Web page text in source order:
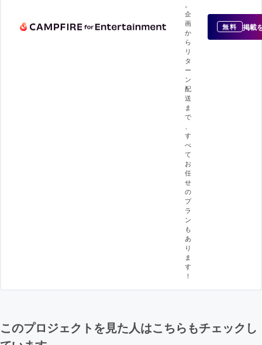
企
画
か
ら
リ
タ
ー
ン
配
送
ま
で
す
べ
て
お
任
せ
の
プ
ラ
ン
も
あ
り
ま
す
！
無料 掲載
このプロジェクトを見た人はこちらもチェックし